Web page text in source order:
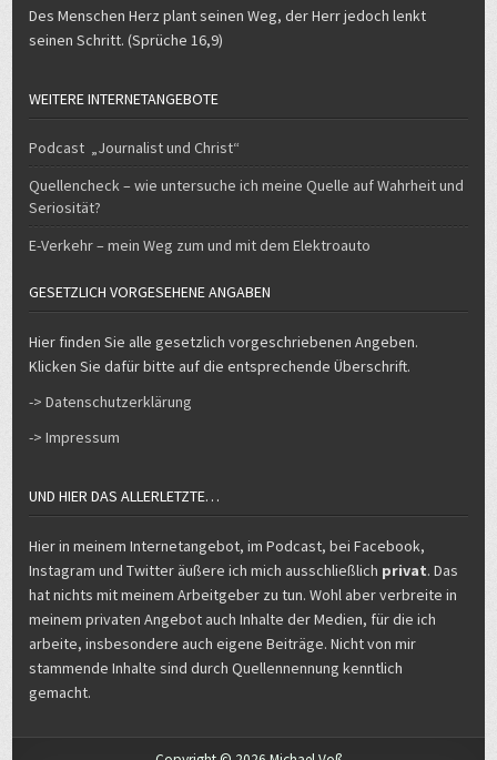
Des Menschen Herz plant seinen Weg, der Herr jedoch lenkt
seinen Schritt. (Sprüche 16,9)
WEITERE INTERNETANGEBOTE
Podcast „Journalist und Christ“
Quellencheck – wie untersuche ich meine Quelle auf Wahrheit und
Seriosität?
E-Verkehr – mein Weg zum und mit dem Elektroauto
GESETZLICH VORGESEHENE ANGABEN
Hier finden Sie alle gesetzlich vorgeschriebenen Angeben.
Klicken Sie dafür bitte auf die entsprechende Überschrift.
-> Datenschutzerklärung
-> Impressum
UND HIER DAS ALLERLETZTE…
Hier in meinem Internetangebot, im Podcast, bei Facebook,
Instagram und Twitter äußere ich mich ausschließlich privat. Das
hat nichts mit meinem Arbeitgeber zu tun. Wohl aber verbreite in
meinem privaten Angebot auch Inhalte der Medien, für die ich
arbeite, insbesondere auch eigene Beiträge. Nicht von mir
stammende Inhalte sind durch Quellennennung kenntlich
gemacht.